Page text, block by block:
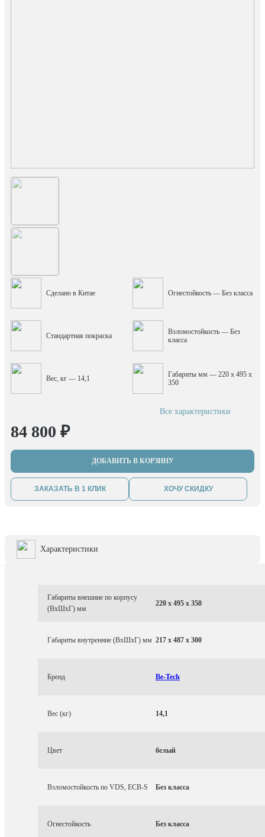
Сделано в Китае Огнестойкость — Без класса
Стандартная покраска
Взломостойкость — Без
класса
Вес, кг — 14,1
Габариты мм — 220 x 495 x
350
Все характеристики
84 800 ₽
ДОБАВИТЬ В КОРЗИНУ
ЗАКАЗАТЬ В 1 КЛИК ХОЧУ СКИДКУ
Характеристики
Габариты внешние по корпусу
(ВхШхГ) мм
220 x 495 x 350
Габариты внутренние (ВхШхГ) мм 217 x 487 x 300
Бренд Be-Tech
Вес (кг) 14,1
Цвет белый
Взломостойкость по VDS, ECB-S Без класса
Огнестойкость Без класса